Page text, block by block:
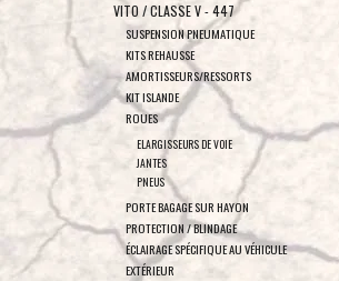
VITO / CLASSE V - 447
SUSPENSION PNEUMATIQUE
KITS REHAUSSE
AMORTISSEURS/RESSORTS
KIT ISLANDE
ROUES
ELARGISSEURS DE VOIE
JANTES
PNEUS
PORTE BAGAGE SUR HAYON
PROTECTION / BLINDAGE
ÉCLAIRAGE SPÉCIFIQUE AU VÉHICULE
EXTÉRIEUR